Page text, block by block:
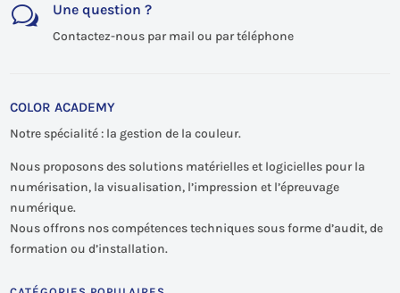
w Une question ?
Contactez-nous par mail ou par téléphone
COLOR ACADEMY
Notre spécialité : la gestion de la couleur.
Nous proposons des solutions matérielles et logicielles pour la
numérisation, la visualisation, l’impression et l’épreuvage
numérique.
Nous offrons nos compétences techniques sous forme d’audit, de
formation ou d’installation.